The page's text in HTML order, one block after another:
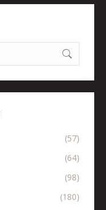
(57)
(64)
(98)
(180)